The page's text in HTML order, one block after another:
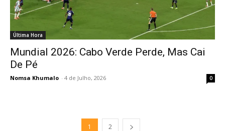
Última Hora
Mundial 2026: Cabo Verde Perde, Mas Cai
De Pé
Nomsa Khumalo - 4 de Julho, 2026 0
1 2